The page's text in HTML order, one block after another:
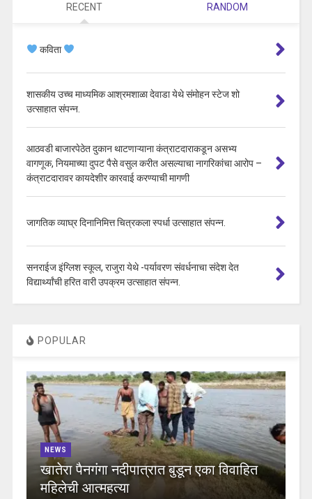
RECENT RANDOM
कविता
शासकीय उच्च माध्यमिक आश्रमशाळा देवाडा येथे संमोहन स्टेज शो
उत्साहात संपन्न.
आठवडी बाजारपेठेत दुकान थाटणाऱ्याना कंत्राटदाराकडून असभ्य
वागणूक, नियमाच्या दुपट पैसे वसुल करीत असल्याचा नागरिकांचा आरोप –
कंत्राटदारावर कायदेशीर कारवाई करण्याची मागणी
जागतिक व्याघ्र दिनानिमित्त चित्रकला स्पर्धा उत्साहात संपन्न.
सनराईज इंग्लिश स्कूल, राजुरा येथे -पर्यावरण संवर्धनाचा संदेश देत
विद्यार्थ्यांची हरित वारी उपक्रम उत्साहात संपन्न.
POPULAR
NEWS
खातेरा पैनगंगा नदीपात्रात बुडून एका विवाहित
महिलेची आत्महत्या